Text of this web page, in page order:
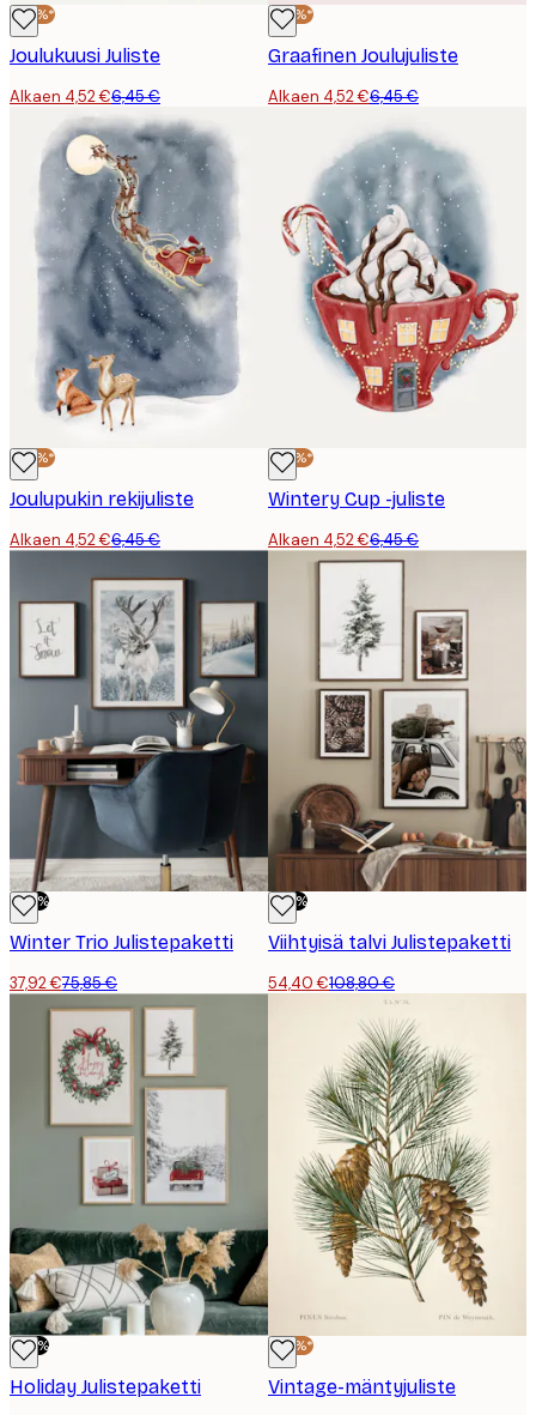
-30%*
Joulukuusi Juliste
Alkaen 4,52 €6,45 €
-30%*
Graafinen Joulujuliste
Alkaen 4,52 €6,45 €
-30%*
Joulupukin rekijuliste
Alkaen 4,52 €6,45 €
-30%*
Wintery Cup -juliste
Alkaen 4,52 €6,45 €
-50%
Winter Trio Julistepaketti
37,92 €75,85 €
-50%
Viihtyisä talvi Julistepaketti
54,40 €108,80 €
-50%
Holiday Julistepaketti
-30%*
Vintage-mäntyjuliste